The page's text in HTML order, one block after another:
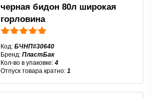
черная бидон 80л широкая
горловина
Код: БЧНП#30640
Бренд: ПластБак
Кол-во в упаковке: 4
Отпуск товара кратно: 1